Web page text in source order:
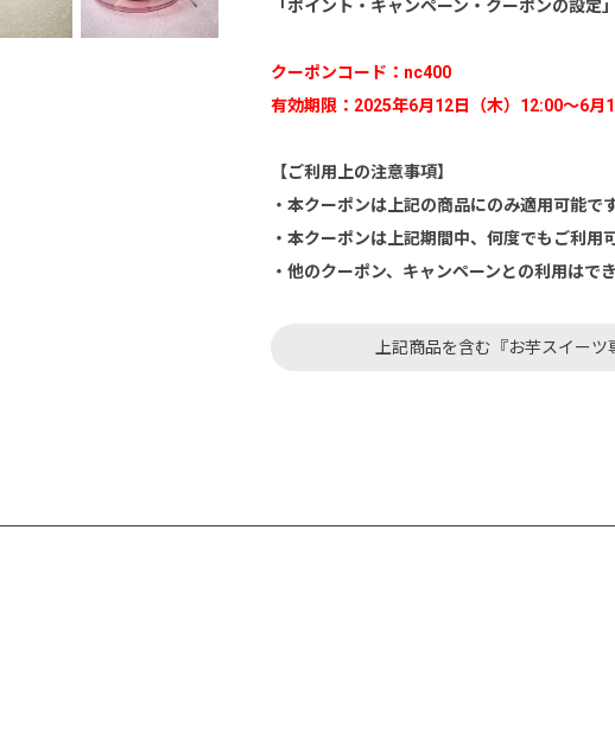
「ポイント・キャンペーン・クーポンの設定
クーポンコード：nc400
有効期限：2025年6月12日（木）12:00～6月
【ご利用上の注意事項】
・本クーポンは上記の商品にのみ適用可能で
・本クーポンは上記期間中、何度でもご利用
・他のクーポン、キャンペーンとの利用は
上記商品を含む『お芋スイーツ